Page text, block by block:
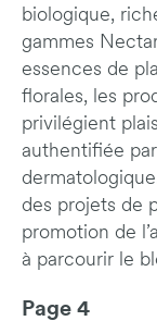
biologique,
gammes
essences de
florales, les
privilégient
authentifiée
des projets de
promotion de
à parcourir le
Page 4